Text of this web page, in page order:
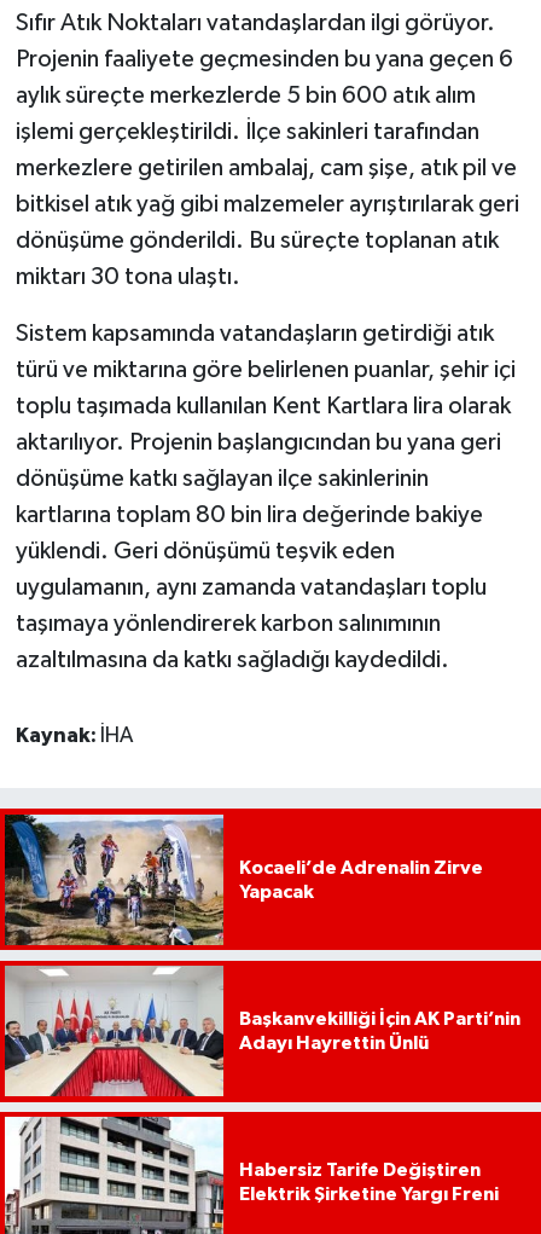
Sıfır Atık Noktaları vatandaşlardan ilgi görüyor.
Projenin faaliyete geçmesinden bu yana geçen 6
aylık süreçte merkezlerde 5 bin 600 atık alım
işlemi gerçekleştirildi. İlçe sakinleri tarafından
merkezlere getirilen ambalaj, cam şişe, atık pil ve
bitkisel atık yağ gibi malzemeler ayrıştırılarak geri
dönüşüme gönderildi. Bu süreçte toplanan atık
miktarı 30 tona ulaştı.
Sistem kapsamında vatandaşların getirdiği atık
türü ve miktarına göre belirlenen puanlar, şehir içi
toplu taşımada kullanılan Kent Kartlara lira olarak
aktarılıyor. Projenin başlangıcından bu yana geri
dönüşüme katkı sağlayan ilçe sakinlerinin
kartlarına toplam 80 bin lira değerinde bakiye
yüklendi. Geri dönüşümü teşvik eden
uygulamanın, aynı zamanda vatandaşları toplu
taşımaya yönlendirerek karbon salınımının
azaltılmasına da katkı sağladığı kaydedildi.
Kaynak: İHA
Kocaeli’de Adrenalin Zirve
Yapacak
Başkanvekilliği İçin AK Parti’nin
Adayı Hayrettin Ünlü
Habersiz Tarife Değiştiren
Elektrik Şirketine Yargı Freni